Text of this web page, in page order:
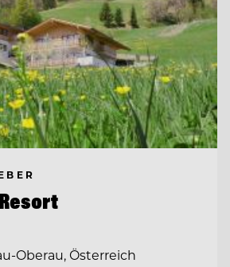
Oberau, Österreich